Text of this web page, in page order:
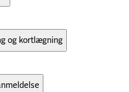
og kortlægning